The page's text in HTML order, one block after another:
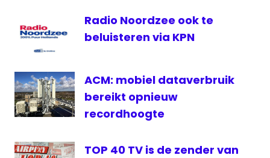
Vlaanderen
Radio Noordzee ook te
beluisteren via KPN
ACM: mobiel dataverbruik
bereikt opnieuw
recordhoogte
TOP 40 TV is de zender van